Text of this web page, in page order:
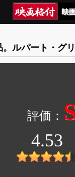
。ルパート・グ
4.53